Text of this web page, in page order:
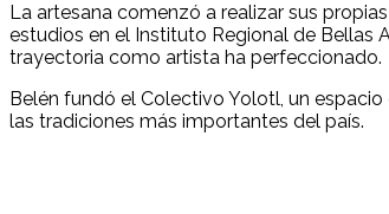
La artesana comenzó a realizar sus
estudios en el Instituto Regional de Bellas
trayectoria como artista ha perfeccionado.
Belén fundó el Colectivo Yolotl, un
las tradiciones más importantes del país.